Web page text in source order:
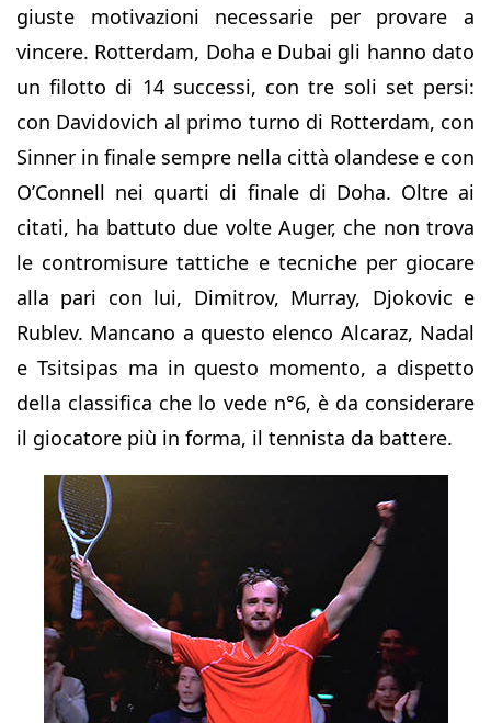
giuste motivazioni necessarie per provare a
vincere. Rotterdam, Doha e Dubai gli hanno dato
un filotto di 14 successi, con tre soli set persi:
con Davidovich al primo turno di Rotterdam, con
Sinner in finale sempre nella città olandese e con
O’Connell nei quarti di finale di Doha. Oltre ai
citati, ha battuto due volte Auger, che non trova
le contromisure tattiche e tecniche per giocare
alla pari con lui, Dimitrov, Murray, Djokovic e
Rublev. Mancano a questo elenco Alcaraz, Nadal
e Tsitsipas ma in questo momento, a dispetto
della classifica che lo vede n°6, è da considerare
il giocatore più in forma, il tennista da battere.